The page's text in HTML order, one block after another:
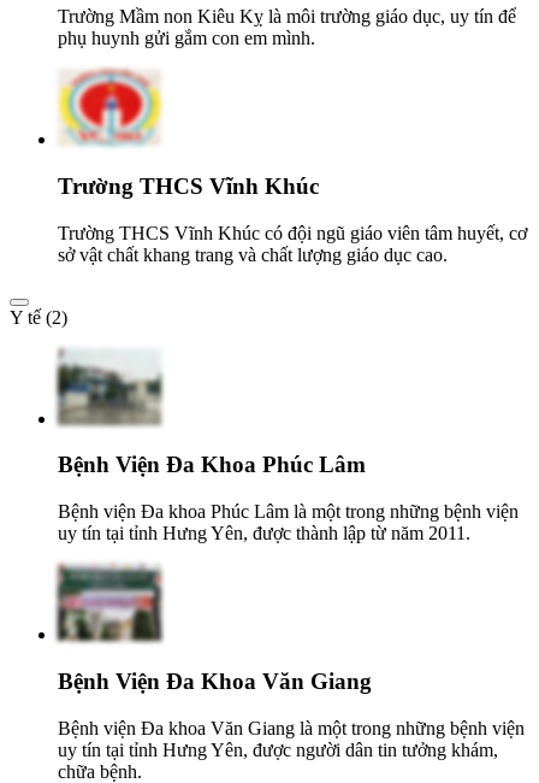
Trường Mầm non Kiêu Kỵ là môi trường giáo dục, uy tín để
phụ huynh gửi gắm con em mình.
Trường THCS Vĩnh Khúc
Trường THCS Vĩnh Khúc có đội ngũ giáo viên tâm huyết, cơ
sở vật chất khang trang và chất lượng giáo dục cao.
Y tế (2)
Bệnh Viện Đa Khoa Phúc Lâm
Bệnh viện Đa khoa Phúc Lâm là một trong những bệnh viện
uy tín tại tỉnh Hưng Yên, được thành lập từ năm 2011.
Bệnh Viện Đa Khoa Văn Giang
Bệnh viện Đa khoa Văn Giang là một trong những bệnh viện
uy tín tại tỉnh Hưng Yên, được người dân tin tưởng khám,
chữa bệnh.